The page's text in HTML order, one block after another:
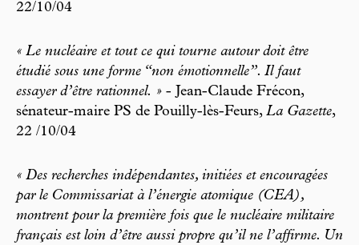
22/10/04
« Le nucléaire et tout ce qui tourne autour doit être
étudié sous une forme “non émotionnelle”. Il faut
essayer d’être rationnel. » - Jean-Claude Frécon,
sénateur-maire PS de Pouilly-lès-Feurs, La Gazette,
22 /10/04
« Des recherches indépendantes, initiées et encouragées
par le Commissariat à l’énergie atomique (CEA),
montrent pour la première fois que le nucléaire militaire
français est loin d’être aussi propre qu’il ne l’affirme. Un